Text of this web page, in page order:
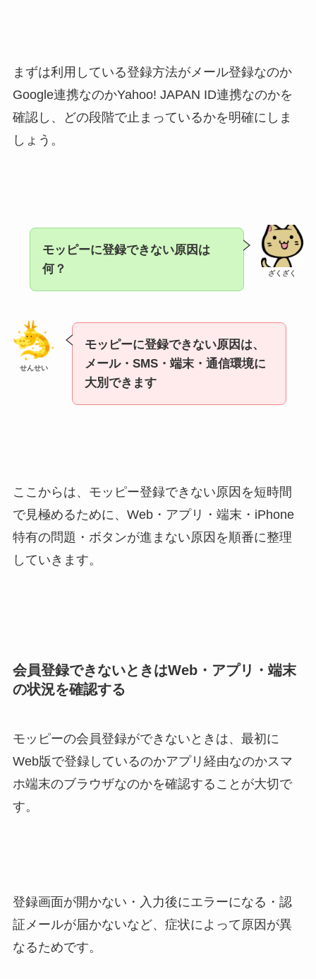
まずは利用している登録方法がメール登録なのか
Google連携なのかYahoo! JAPAN ID連携なのかを
確認し、どの段階で止まっているかを明確にしま
しょう。
ざくざく
モッピーに登録できない原因は
何？
せんせい
モッピーに登録できない原因は、
メール・SMS・端末・通信環境に
大別できます
ここからは、モッピー登録できない原因を短時間
で見極めるために、Web・アプリ・端末・iPhone
特有の問題・ボタンが進まない原因を順番に整理
していきます。
会員登録できないときはWeb・アプリ・端末
の状況を確認する
モッピーの会員登録ができないときは、最初に
Web版で登録しているのかアプリ経由なのかスマ
ホ端末のブラウザなのかを確認することが大切で
す。
登録画面が開かない・入力後にエラーになる・認
証メールが届かないなど、症状によって原因が異
なるためです。